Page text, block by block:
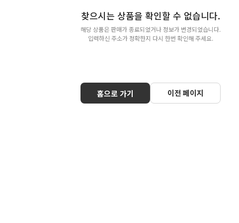
찾으시는 상품을 확인할 수 없습니다.
해당 상품은 판매가 종료되었거나 정보가 변경되었습니다.
입력하신 주소가 정확한지 다시 한번 확인해 주세요.
홈으로 가기 이전 페이지